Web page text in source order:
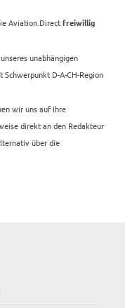
Aviation.Direct freiwillig
unabhängigen
D-A-CH-Region
wir uns auf Ihre
direkt an den Redakteur
über die